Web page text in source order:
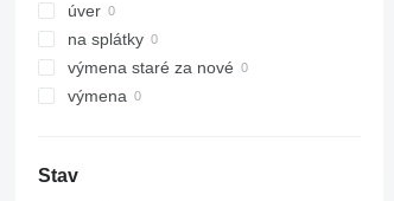
úver
na splátky
výmena staré za nové
výmena
Stav